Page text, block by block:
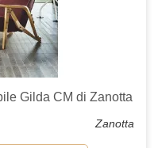
Gilda CM di Zanotta
Zanotta